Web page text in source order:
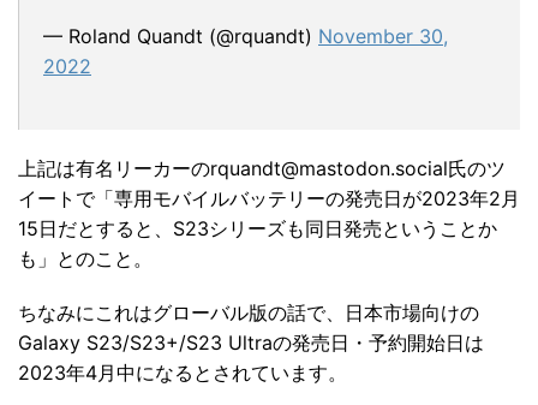
— Roland Quandt (@rquandt) November 30,
2022
上記は有名リーカーのrquandt@mastodon.social氏のツ
イートで「専用モバイルバッテリーの発売日が2023年2月
15日だとすると、S23シリーズも同日発売ということか
も」とのこと。
ちなみにこれはグローバル版の話で、日本市場向けの
Galaxy S23/S23+/S23 Ultraの発売日・予約開始日は
2023年4月中になるとされています。